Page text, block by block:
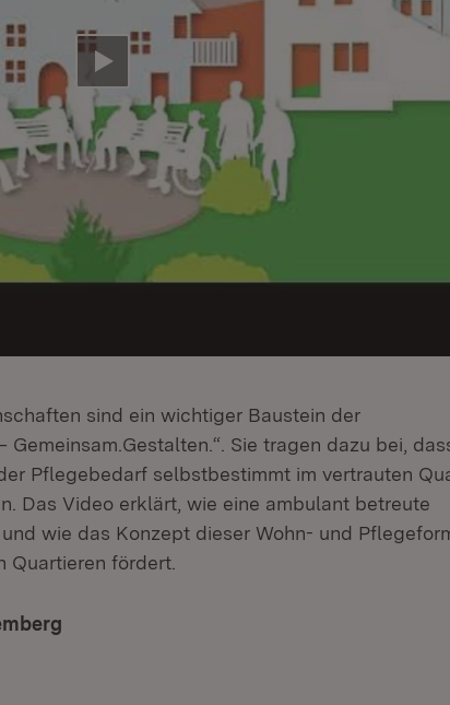
Video abspielen
sind ein wichtiger Baustein der
Gemeinsam.Gestalten.“. Sie tragen dazu bei,
Pflegebedarf selbstbestimmt im vertrauten
Das Video erklärt, wie eine ambulant betreute
wie das Konzept dieser Wohn- und
Quartieren fördert.